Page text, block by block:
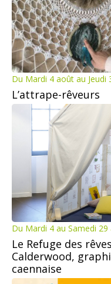
Du Mardi 4 août au Jeudi
L’attrape-rêveurs
Du Mardi 4 au Samedi
Le Refuge des
Calderwood,
caennaise